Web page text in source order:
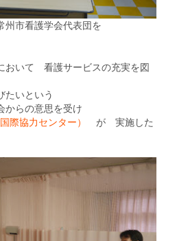
市看護学会代表団を
おいて 看護サービスの充実を図
たいという
からの意思を受け
際協力センター）
が 実施した